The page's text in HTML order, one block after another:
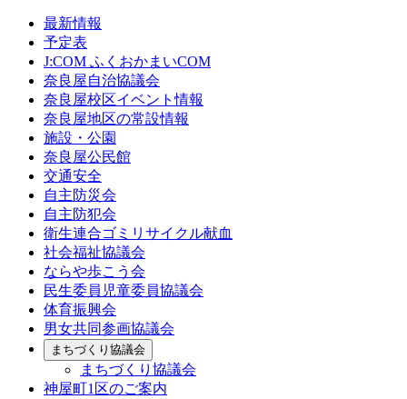
最新情報
予定表
J:COM ふくおかまいCOM
奈良屋自治協議会
奈良屋校区イベント情報
奈良屋地区の常設情報
施設・公園
奈良屋公民館
交通安全
自主防災会
自主防犯会
衛生連合ゴミリサイクル献血
社会福祉協議会
ならや歩こう会
民生委員児童委員協議会
体育振興会
男女共同参画協議会
まちづくり協議会
まちづくり協議会
神屋町1区のご案内